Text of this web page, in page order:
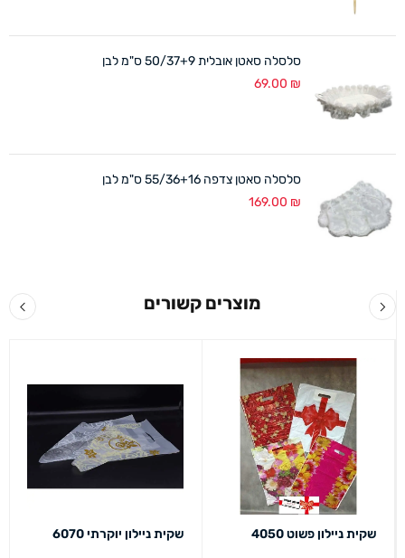
סלסלה סאטן אובלית 50/37+9 ס"מ לבן
69.00 ₪
סלסלה סאטן צדפה 55/36+16 ס"מ לבן
169.00 ₪
מוצרים קשורים
שקית ניילון פשוט 4050 שקית ניילון יוקרתי 6070